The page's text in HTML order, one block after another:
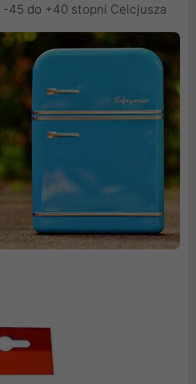
45 do +40 stopni Celcjusza